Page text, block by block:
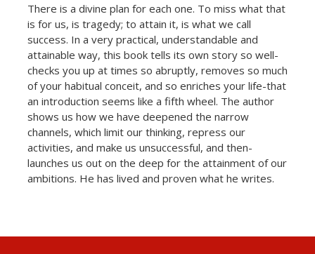
There is a divine plan for each one. To miss what that
is for us, is tragedy; to attain it, is what we call
success. In a very practical, understandable and
attainable way, this book tells its own story so well-
checks you up at times so abruptly, removes so much
of your habitual conceit, and so enriches your life-that
an introduction seems like a fifth wheel. The author
shows us how we have deepened the narrow
channels, which limit our thinking, repress our
activities, and make us unsuccessful, and then-
launches us out on the deep for the attainment of our
ambitions. He has lived and proven what he writes.